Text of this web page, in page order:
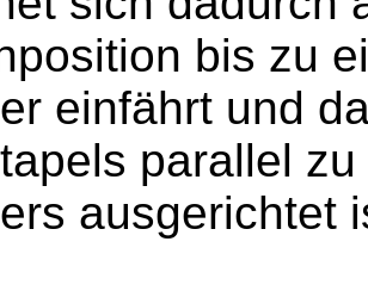
bis zu
einfährt und
parallel
ausgerichtet